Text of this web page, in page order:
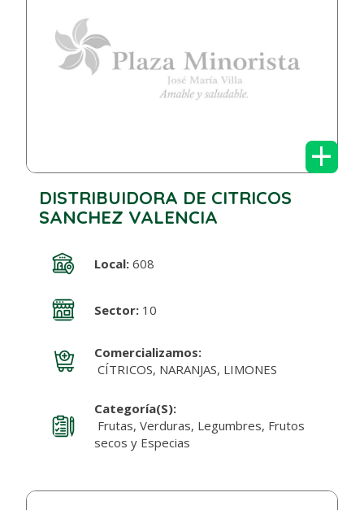
+
DISTRIBUIDORA DE CITRICOS
SANCHEZ VALENCIA
Local:608
Sector:10
Comercializamos:
CÍTRICOS, NARANJAS, LIMONES
Categoría(s):
Frutas, Verduras, Legumbres, Frutos
secos y Especias